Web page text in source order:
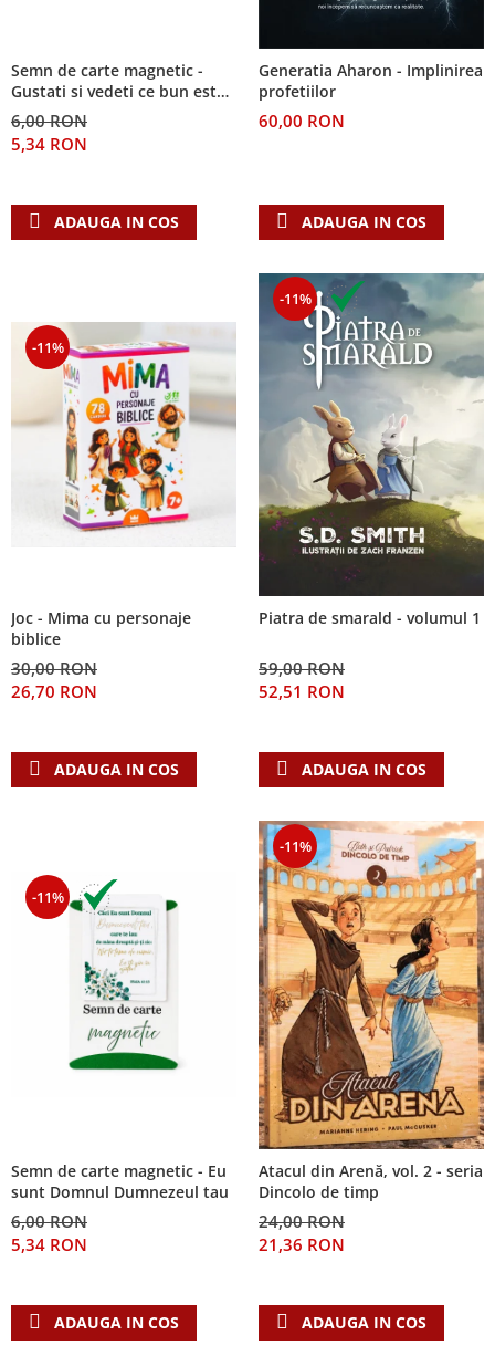
Semn de carte magnetic -
Gustati si vedeti ce bun este
Domnul!
6,00 RON
5,34 RON
ADAUGA IN COS
Generatia Aharon - Implinirea
profetiilor
60,00 RON
ADAUGA IN COS
-11%
Joc - Mima cu personaje
biblice
30,00 RON
26,70 RON
ADAUGA IN COS
-11%
Piatra de smarald - volumul 1
59,00 RON
52,51 RON
ADAUGA IN COS
-11%
Semn de carte magnetic - Eu
sunt Domnul Dumnezeul tau
6,00 RON
5,34 RON
ADAUGA IN COS
-11%
Atacul din Arenă, vol. 2 - seria
Dincolo de timp
24,00 RON
21,36 RON
ADAUGA IN COS